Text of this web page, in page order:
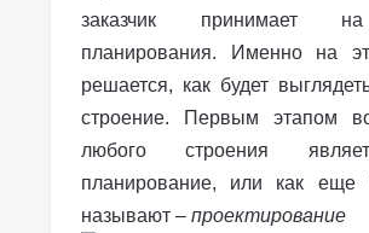
заказчик принимает
планирования. Именно на
решается, как будет
строение. Первым этапом
любого строения
планирование, или как еще
называют – проектирование